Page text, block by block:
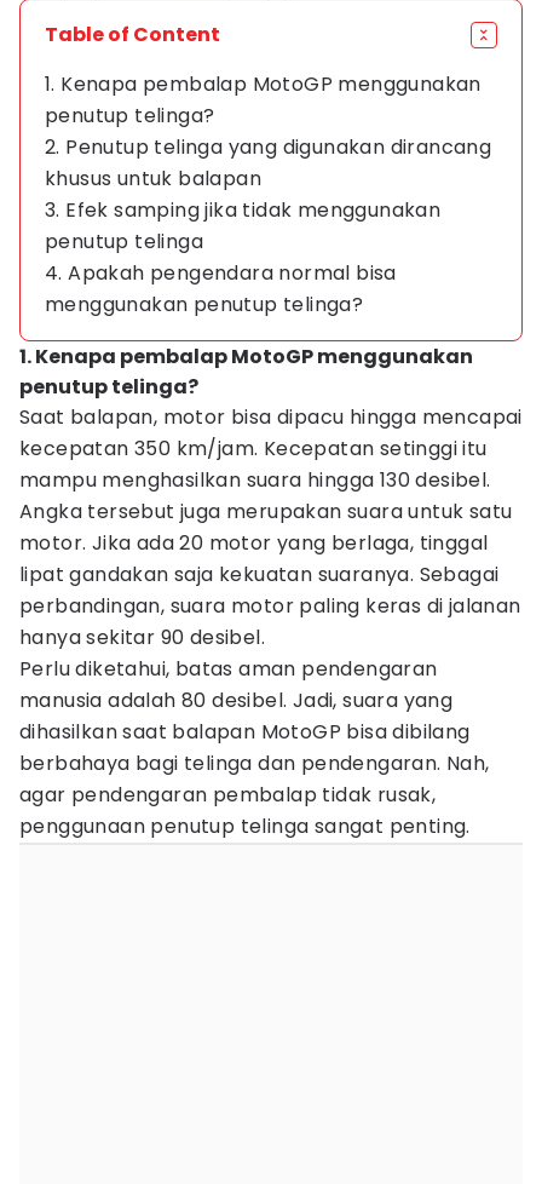
Table of Content
1. Kenapa pembalap MotoGP menggunakan
penutup telinga?
2. Penutup telinga yang digunakan dirancang
khusus untuk balapan
3. Efek samping jika tidak menggunakan
penutup telinga
4. Apakah pengendara normal bisa
menggunakan penutup telinga?
1. Kenapa pembalap MotoGP menggunakan
penutup telinga?
Saat balapan, motor bisa dipacu hingga mencapai
kecepatan 350 km/jam. Kecepatan setinggi itu
mampu menghasilkan suara hingga 130 desibel.
Angka tersebut juga merupakan suara untuk satu
motor. Jika ada 20 motor yang berlaga, tinggal
lipat gandakan saja kekuatan suaranya. Sebagai
perbandingan, suara motor paling keras di jalanan
hanya sekitar 90 desibel.
Perlu diketahui, batas aman pendengaran
manusia adalah 80 desibel. Jadi, suara yang
dihasilkan saat balapan MotoGP bisa dibilang
berbahaya bagi telinga dan pendengaran. Nah,
agar pendengaran pembalap tidak rusak,
penggunaan penutup telinga sangat penting.